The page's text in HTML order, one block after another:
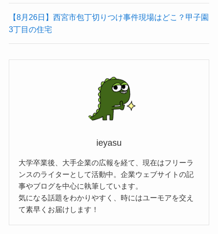
【8月26日】西宮市包丁切りつけ事件現場はどこ？甲子園
3丁目の住宅
ieyasu
大学卒業後、大手企業の広報を経て、現在はフリーラ
ンスのライターとして活動中。企業ウェブサイトの記
事やブログを中心に執筆しています。
気になる話題をわかりやすく、時にはユーモアを交え
て素早くお届けします！